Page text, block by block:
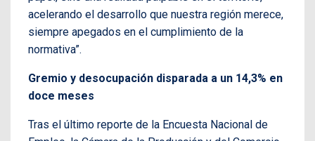
acelerando el desarrollo que nuestra región merece,
siempre apegados en el cumplimiento de la
normativa”.
Gremio y desocupación disparada a un 14,3% en
doce meses
Tras el último reporte de la Encuesta Nacional de